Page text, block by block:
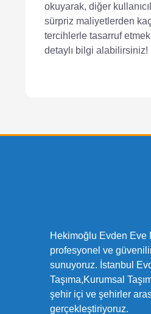
okuyarak, diğer
sürpriz maliyetlerden
tercihlerle tasarruf
detaylı bilgi alabilirsiniz!
Hekimoğlu Evden Eve
profesyonel ve
sunuyoruz. İstanbul
Taşıma,Kurumsal
şehir içi ve şehirler
gerçekleştiriyoruz.